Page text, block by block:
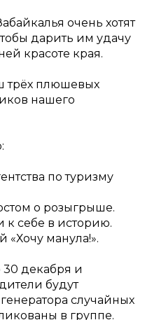
очень хотят
дарить им удачу
красоте края.
трёх плюшевых
нашего
по туризму
о розыгрыше.
к себе в историю.
«Хочу манула!».
декабря и
будут
случайных
в группе.